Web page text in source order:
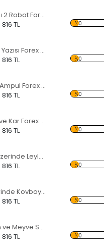
Kurmalı 2 Robot Forex Tablo
816 TL %0
Desing Yazısı Forex Tablo
816 TL %0
Yanan Ampul Forex Tablo
816 TL %0
Karga ve Kar Forex Tablo
816 TL %0
Direk Üzerinde Leylek Forex Tablo
816 TL %0
At Üzerinde Kovboy Forex Tablo
816 TL %0
Tavşan ve Meyve Sepeti Forex Tablo
816 TL %0